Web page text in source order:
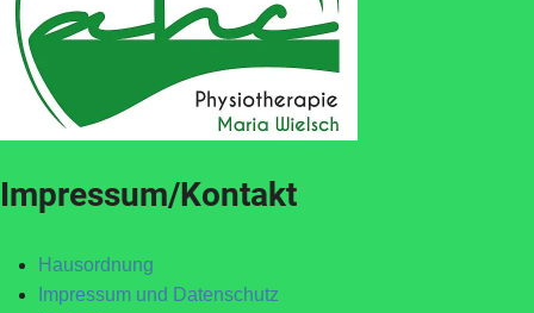
Impressum/Kontakt
Hausordnung
Impressum und Datenschutz